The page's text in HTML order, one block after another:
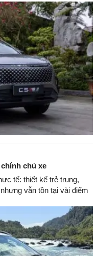
chủ xe
tế: thiết kế trẻ trung,
vẫn tồn tại vài điểm